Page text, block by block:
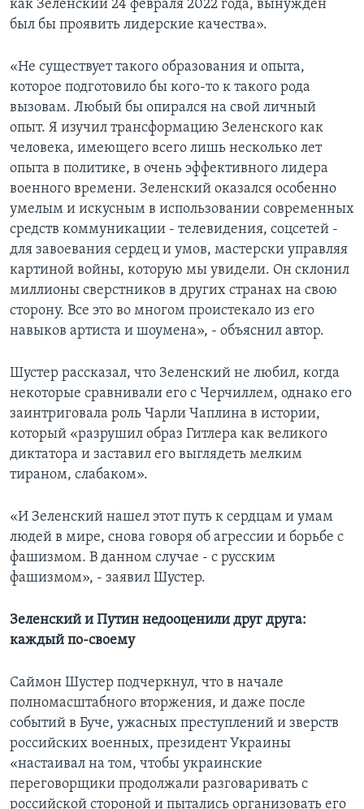
как Зеленский 24 февраля 2022 года, вынужден
был бы проявить лидерские качества».
«Не существует такого образования и опыта,
которое подготовило бы кого-то к такого рода
вызовам. Любый бы опирался на свой личный
опыт. Я изучил трансформацию Зеленского как
человека, имеющего всего лишь несколько лет
опыта в политике, в очень эффективного лидера
военного времени. Зеленский оказался особенно
умелым и искусным в использовании современных
средств коммуникации - телевидения, соцсетей -
для завоевания сердец и умов, мастерски управляя
картиной войны, которую мы увидели. Он склонил
миллионы сверстников в других странах на свою
сторону. Все это во многом проистекало из его
навыков артиста и шоумена», - объяснил автор.
Шустер рассказал, что Зеленский не любил, когда
некоторые сравнивали его с Черчиллем, однако его
заинтриговала роль Чарли Чаплина в истории,
который «разрушил образ Гитлера как великого
диктатора и заставил его выглядеть мелким
тираном, слабаком».
«И Зеленский нашел этот путь к сердцам и умам
людей в мире, снова говоря об агрессии и борьбе с
фашизмом. В данном случае - с русским
фашизмом», - заявил Шустер.
Зеленский и Путин недооценили друг друга:
каждый по-своему
Саймон Шустер подчеркнул, что в начале
полномасштабного вторжения, и даже после
событий в Буче, ужасных преступлений и зверств
российских военных, президент Украины
«настаивал на том, чтобы украинские
переговорщики продолжали разговаривать с
российской стороной и пытались организовать его